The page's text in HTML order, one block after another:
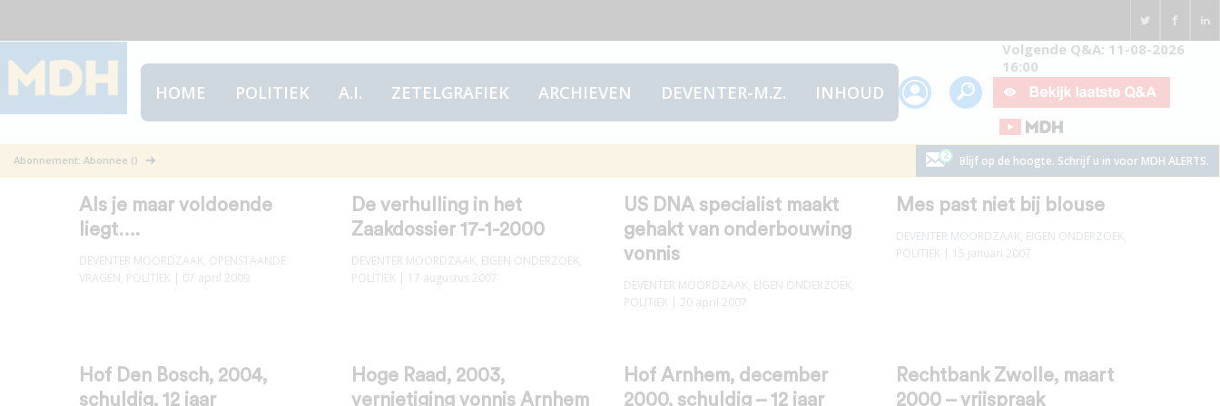
HOME POLITIEK A.I. ZETELGRAFIEK ARCHIEVEN DEVENTER-M.Z. INHOUD
Volgende Q&A: 11-08-2026
16:00
Abonnement: Abonnee () Blijf op de hoogte. Schrijf u in voor MDH ALERTS.
Deventer Moordzaak
Als je maar voldoende
liegt….
DEVENTER MOORDZAAK, OPENSTAANDE
VRAGEN, POLITIEK | 07 april 2009
De verhulling in het
Zaakdossier 17-1-2000
DEVENTER MOORDZAAK, EIGEN ONDERZOEK,
POLITIEK | 17 augustus 2007
US DNA specialist maakt
gehakt van onderbouwing
vonnis
DEVENTER MOORDZAAK, EIGEN ONDERZOEK,
POLITIEK | 20 april 2007
Mes past niet bij blouse
DEVENTER MOORDZAAK, EIGEN ONDERZOEK,
POLITIEK | 15 januari 2007
Hof Den Bosch, 2004,
schuldig, 12 jaar
Hoge Raad, 2003,
vernietiging vonnis Arnhem
Hof Arnhem, december
2000, schuldig – 12 jaar
Rechtbank Zwolle, maart
2000 – vrijspraak